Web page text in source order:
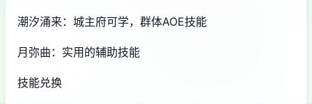
潮汐涌来：城主府可学，群体AOE技能
月弥曲：实用的辅助技能
技能兑换